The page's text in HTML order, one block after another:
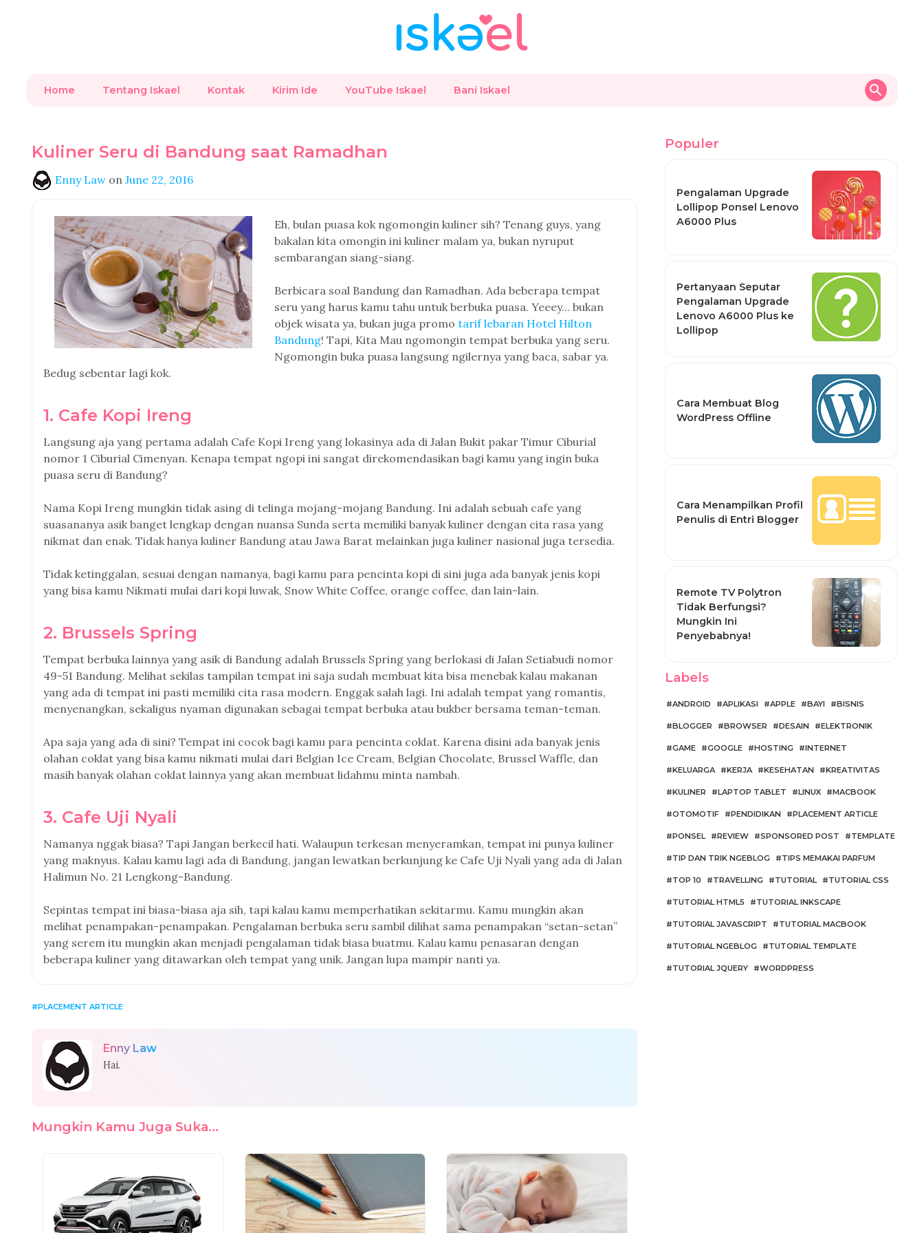
Home Tentang Iskael Kontak Kirim Ide YouTube Iskael Bani Iskael
Kuliner Seru di Bandung saat Ramadhan
Enny Law on June 22, 2016
Eh, bulan puasa kok ngomongin kuliner sih? Tenang guys, yang
bakalan kita omongin ini kuliner malam ya, bukan nyruput
sembarangan siang-siang.
Berbicara soal Bandung dan Ramadhan. Ada beberapa tempat
seru yang harus kamu tahu untuk berbuka puasa. Yeeey... bukan
objek wisata ya, bukan juga promo tarif lebaran Hotel Hilton
Bandung! Tapi, Kita Mau ngomongin tempat berbuka yang seru.
Ngomongin buka puasa langsung ngilernya yang baca, sabar ya.
Bedug sebentar lagi kok.
1. Cafe Kopi Ireng
Langsung aja yang pertama adalah Cafe Kopi Ireng yang lokasinya ada di Jalan Bukit pakar Timur Ciburial
nomor 1 Ciburial Cimenyan. Kenapa tempat ngopi ini sangat direkomendasikan bagi kamu yang ingin buka
puasa seru di Bandung?
Nama Kopi Ireng mungkin tidak asing di telinga mojang-mojang Bandung. Ini adalah sebuah cafe yang
suasananya asik banget lengkap dengan nuansa Sunda serta memiliki banyak kuliner dengan cita rasa yang
nikmat dan enak. Tidak hanya kuliner Bandung atau Jawa Barat melainkan juga kuliner nasional juga tersedia.
Tidak ketinggalan, sesuai dengan namanya, bagi kamu para pencinta kopi di sini juga ada banyak jenis kopi
yang bisa kamu Nikmati mulai dari kopi luwak, Snow White Coffee, orange coffee, dan lain-lain.
2. Brussels Spring
Tempat berbuka lainnya yang asik di Bandung adalah Brussels Spring yang berlokasi di Jalan Setiabudi nomor
49-51 Bandung. Melihat sekilas tampilan tempat ini saja sudah membuat kita bisa menebak kalau makanan
yang ada di tempat ini pasti memiliki cita rasa modern. Enggak salah lagi. Ini adalah tempat yang romantis,
menyenangkan, sekaligus nyaman digunakan sebagai tempat berbuka atau bukber bersama teman-teman.
Apa saja yang ada di sini? Tempat ini cocok bagi kamu para pencinta coklat. Karena disini ada banyak jenis
olahan coklat yang bisa kamu nikmati mulai dari Belgian Ice Cream, Belgian Chocolate, Brussel Waffle, dan
masih banyak olahan coklat lainnya yang akan membuat lidahmu minta nambah.
3. Cafe Uji Nyali
Namanya nggak biasa? Tapi Jangan berkecil hati. Walaupun terkesan menyeramkan, tempat ini punya kuliner
yang maknyus. Kalau kamu lagi ada di Bandung, jangan lewatkan berkunjung ke Cafe Uji Nyali yang ada di Jalan
Halimun No. 21 Lengkong-Bandung.
Sepintas tempat ini biasa-biasa aja sih, tapi kalau kamu memperhatikan sekitarmu. Kamu mungkin akan
melihat penampakan-penampakan. Pengalaman berbuka seru sambil dilihat sama penampakan “setan-setan”
yang serem itu mungkin akan menjadi pengalaman tidak biasa buatmu. Kalau kamu penasaran dengan
beberapa kuliner yang ditawarkan oleh tempat yang unik. Jangan lupa mampir nanti ya.
PLACEMENT ARTICLE
Enny Law
Hai.
Mungkin Kamu Juga Suka...
Populer
Pengalaman Upgrade
Lollipop Ponsel Lenovo
A6000 Plus
Pertanyaan Seputar
Pengalaman Upgrade
Lenovo A6000 Plus ke
Lollipop
Cara Membuat Blog
WordPress Offline
Cara Menampilkan Profil
Penulis di Entri Blogger
Remote TV Polytron
Tidak Berfungsi?
Mungkin Ini
Penyebabnya!
Labels
ANDROID APLIKASI APPLE BAYI BISNIS
BLOGGER BROWSER DESAIN ELEKTRONIK
GAME GOOGLE HOSTING INTERNET
KELUARGA KERJA KESEHATAN KREATIVITAS
KULINER LAPTOP TABLET LINUX MACBOOK
OTOMOTIF PENDIDIKAN PLACEMENT ARTICLE
PONSEL REVIEW SPONSORED POST TEMPLATE
TIP DAN TRIK NGEBLOG TIPS MEMAKAI PARFUM
TOP 10 TRAVELLING TUTORIAL TUTORIAL CSS
TUTORIAL HTML5 TUTORIAL INKSCAPE
TUTORIAL JAVASCRIPT TUTORIAL MACBOOK
TUTORIAL NGEBLOG TUTORIAL TEMPLATE
TUTORIAL JQUERY WORDPRESS